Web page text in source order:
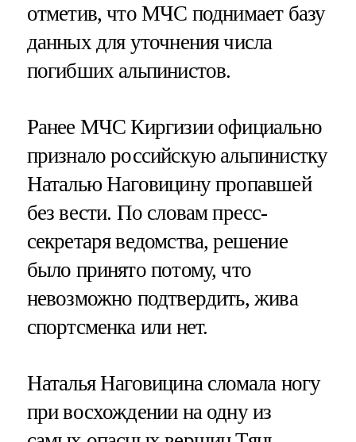
отметив, что МЧС поднимает базу
данных для уточнения числа
погибших альпинистов.
Ранее МЧС Киргизии официально
признало российскую альпинистку
Наталью Наговицину пропавшей
без вести. По словам пресс-
секретаря ведомства, решение
было принято потому, что
невозможно подтвердить, жива
спортсменка или нет.
Наталья Наговицина сломала ногу
при восхождении на одну из